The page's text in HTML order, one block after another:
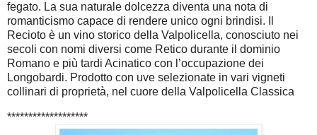
fegato. La sua naturale dolcezza diventa una nota di
romanticismo capace di rendere unico ogni brindisi.
Recioto è un vino storico della Valpolicella, conosciuto nei
secoli con nomi diversi come Retico durante il dominio
Romano e più tardi Acinatico con l’occupazione dei
Longobardi. Prodotto con uve selezionate in vari vigneti
collinari di proprietà, nel cuore della Valpolicella Classica
*******************